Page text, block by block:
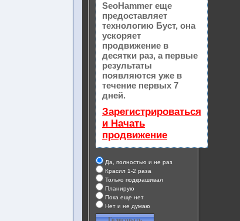
SeoHammer еще
предоставляет
технологию Буст, она
ускоряет
продвижение в
десятки раз, а первые
результаты
появляются уже в
течение первых 7
дней.
Зарегистрироваться
и Начать
продвижение
Да, полностью и не раз
Красил 1-2 раза
Только подкрашивал
Планирую
Пока еще нет
Нет и не думаю